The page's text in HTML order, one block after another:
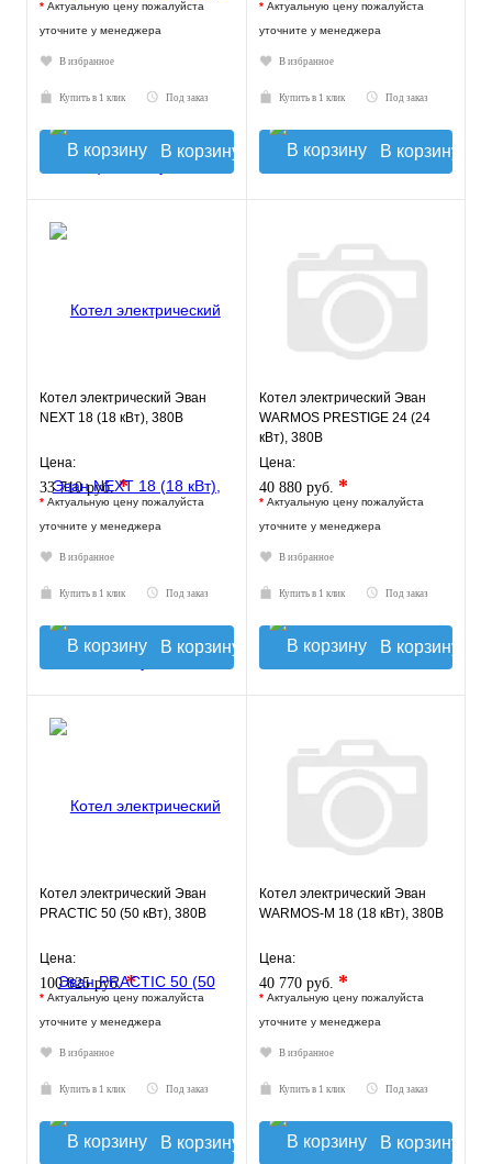
* Актуальную цену пожалуйста
уточните у менеджера
В избранное
Купить в 1 клик Под заказ
В корзину
* Актуальную цену пожалуйста
уточните у менеджера
В избранное
Купить в 1 клик Под заказ
В корзину
Котел электрический Эван
NEXT 18 (18 кВт), 380В
Цена:
33 710 руб.*
* Актуальную цену пожалуйста
уточните у менеджера
В избранное
Купить в 1 клик Под заказ
В корзину
Котел электрический Эван
WARMOS PRESTIGE 24 (24
кВт), 380В
Цена:
40 880 руб. *
* Актуальную цену пожалуйста
уточните у менеджера
В избранное
Купить в 1 клик Под заказ
В корзину
Котел электрический Эван
PRACTIC 50 (50 кВт), 380В
Цена:
100 825 руб.*
* Актуальную цену пожалуйста
уточните у менеджера
В избранное
Купить в 1 клик Под заказ
В корзину
Котел электрический Эван
WARMOS-M 18 (18 кВт), 380В
Цена:
40 770 руб. *
* Актуальную цену пожалуйста
уточните у менеджера
В избранное
Купить в 1 клик Под заказ
В корзину